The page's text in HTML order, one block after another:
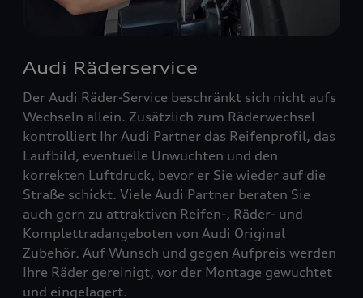
Audi Räderservice
Der Audi Räder-Service beschränkt sich nicht aufs
Wechseln allein. Zusätzlich zum Räderwechsel
kontrolliert Ihr Audi Partner das Reifenprofil, das
Laufbild, eventuelle Unwuchten und den
korrekten Luftdruck, bevor er Sie wieder auf die
Straße schickt. Viele Audi Partner beraten Sie
auch gern zu attraktiven Reifen-, Räder- und
Komplettradangeboten von Audi Original
Zubehör. Auf Wunsch und gegen Aufpreis werden
Ihre Räder gereinigt, vor der Montage gewuchtet
und eingelagert.